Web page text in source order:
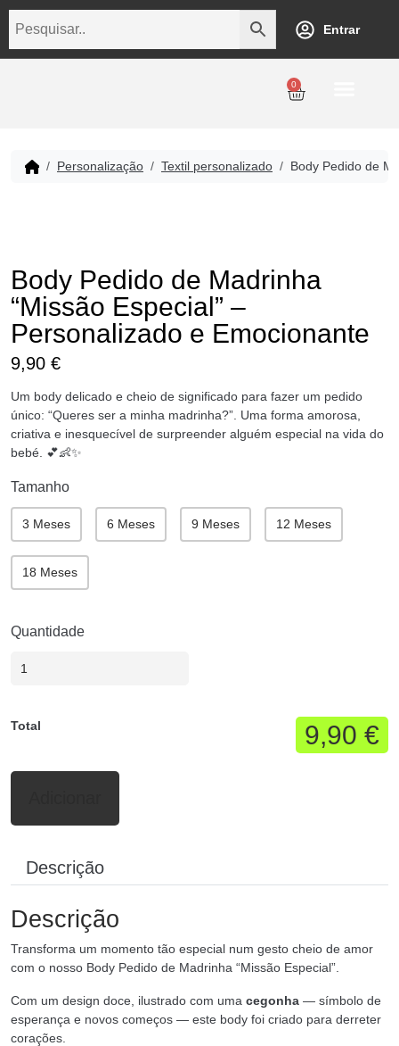
Entrar
0
Personalização Textil personalizado Body Pedido de
Body Pedido de Madrinha
“Missão Especial” –
Personalizado e Emocionante
9,90 €
Um body delicado e cheio de significado para fazer um pedido
único: “Queres ser a minha madrinha?”. Uma forma amorosa,
criativa e inesquecível de surpreender alguém especial na vida do
bebé. 💕👶✨
Tamanho
3 Meses 6 Meses 9 Meses 12 Meses
18 Meses
Quantidade
Total 9,90 €
Descrição
Descrição
Transforma um momento tão especial num gesto cheio de amor
com o nosso Body Pedido de Madrinha “Missão Especial”.
Com um design doce, ilustrado com uma cegonha — símbolo de
esperança e novos começos — este body foi criado para derreter
corações.